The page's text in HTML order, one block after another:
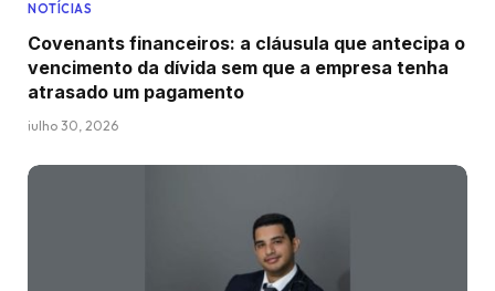
NOTÍCIAS
Covenants financeiros: a cláusula que antecipa o
vencimento da dívida sem que a empresa tenha
atrasado um pagamento
julho 30, 2026